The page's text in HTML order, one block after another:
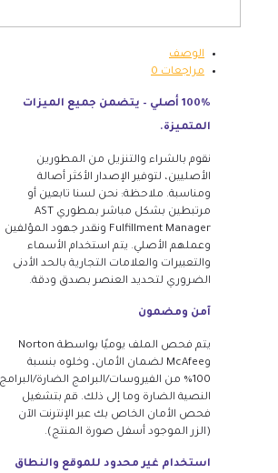
الوصف
مراجعات0
100% أصلي – يتضمن جميع الميزات
المتميزة.
نقوم بالشراء والتنزيل من المطورين
الأصليين، لتوفير الإصدار الأكثر أصالة
ومناسبة. ملاحظة: نحن لسنا تابعين أو
مرتبطين بشكل مباشر بمطوري AST
Fulfillment Manager ونقدر جهود المؤلفين
وعملهم الأصلي. يتم استخدام الأسماء
والتعبيرات والعلامات التجارية بالحد الأدنى
الضروري لتحديد العنصر بصدق ودقة.
آمن ومضمون
يتم فحص الملف يوميًا بواسطة Norton
وMcAfee لضمان الأمان، وخلوه بنسبة
100% من الفيروسات/البرامج الضارة/البرامج
النصية الضارة وما إلى ذلك. قم بتشغيل
فحص الأمان الخاص بك عبر الإنترنت الآن
(الزر الموجود أسفل صورة المنتج).
استخدام غير محدود للموقع والنطاق